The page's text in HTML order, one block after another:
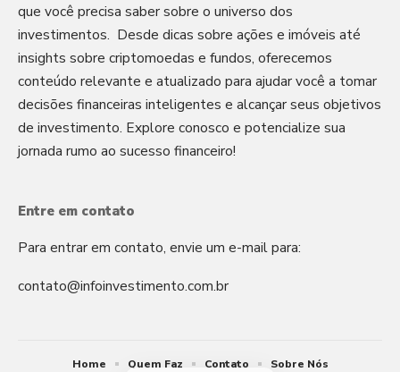
que você precisa saber sobre o universo dos
investimentos. Desde dicas sobre ações e imóveis até
insights sobre criptomoedas e fundos, oferecemos
conteúdo relevante e atualizado para ajudar você a tomar
decisões financeiras inteligentes e alcançar seus objetivos
de investimento. Explore conosco e potencialize sua
jornada rumo ao sucesso financeiro!
Entre em contato
Para entrar em contato, envie um e-mail para:
contato@infoinvestimento.com.br
Home Quem Faz Contato Sobre Nós